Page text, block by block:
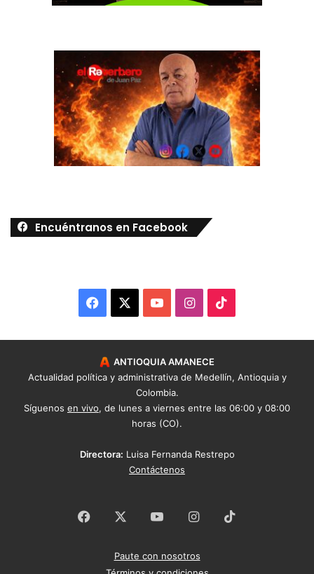
Encuéntranos en Facebook
Facebook YouTubeInstagram
ANTIOQUIA AMANECE
Actualidad política y administrativa de Medellín, Antioquia y
Colombia.
Síguenos en vivo, de lunes a viernes entre las 06:00 y 08:00
horas (CO).
Directora: Luisa Fernanda Restrepo
Contáctenos
Facebook YouTubeInstagram
Paute con nosotros